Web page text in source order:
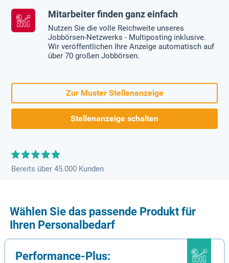
Mitarbeiter finden ganz einfach
Nutzen Sie die volle Reichweite unseres
Jobbörsen-Netzwerks - Multiposting inklusive.
Wir veröffentlichen Ihre Anzeige automatisch auf
über 70 großen Jobbörsen.
Zur Muster Stellenanzeige
Stellenanzeige schalten
Bereits über 45.000 Kunden
Wählen Sie das passende Produkt für
Ihren Personalbedarf
Performance-Plus: